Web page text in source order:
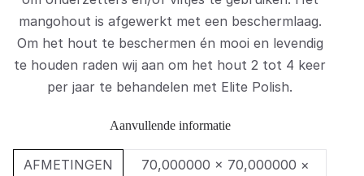
mangohout is afgewerkt met een beschermlaag.
Om het hout te beschermen én mooi en levendig
te houden raden wij aan om het hout 2 tot 4 keer
per jaar te behandelen met Elite Polish.
Aanvullende informatie
AFMETINGEN
70,000000 × 70,000000 ×